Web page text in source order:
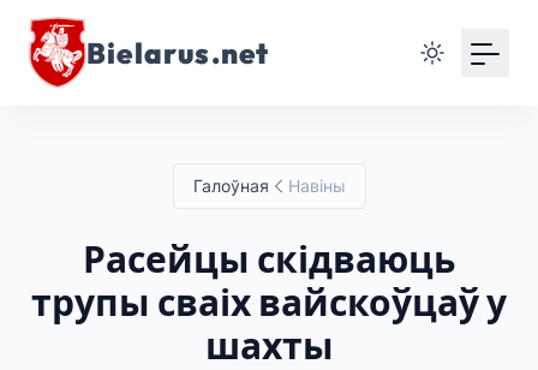
Bielarus.net
Галоўная Навіны
Расейцы скідваюць
трупы сваіх вайскоўцаў у
шахты